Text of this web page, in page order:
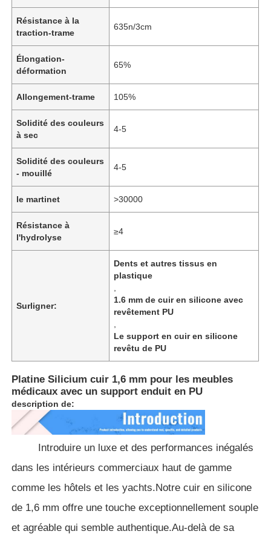
Accueil
Produits
À propos de nous
Contrôle qualité
Contactez-nous
Nouvelles
Cas
Résistance à la
traction-trame
635n/3cm
Élongation-
déformation
65%
Allongement-trame 105%
Solidité des couleurs
à sec
4-5
Solidité des couleurs
- mouillé
4-5
le martinet >30000
Résistance à
l'hydrolyse
≥4
Surligner:
Dents et autres tissus en
plastique
1.6 mm de cuir en silicone avec
revêtement PU
Le support en cuir en silicone
revêtu de PU
Platine Silicium cuir 1,6 mm pour les meubles
médicaux avec un support enduit en PU
description de:
Introduire un luxe et des performances inégalés
dans les intérieurs commerciaux haut de gamme
comme les hôtels et les yachts.Notre cuir en silicone
de 1,6 mm offre une touche exceptionnellement souple
et agréable qui semble authentique.Au-delà de sa